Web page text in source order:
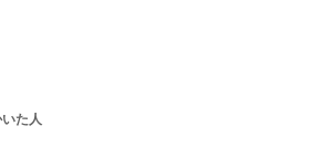
た人